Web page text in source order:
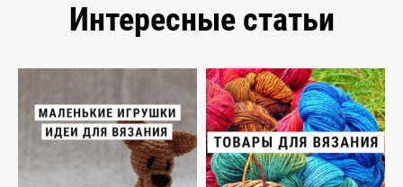
Интересные статьи